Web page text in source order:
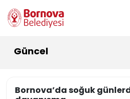
Güncel
Bornova’da soğuk